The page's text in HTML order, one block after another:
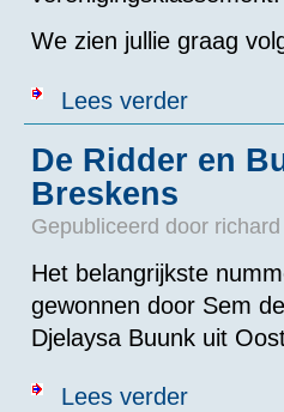
We zien jullie graag
Lees verderover
De Ridder en
Breskens
Gepubliceerd door
Het belangrijkste
gewonnen door Sem
Djelaysa Buunk uit
Lees verderover De